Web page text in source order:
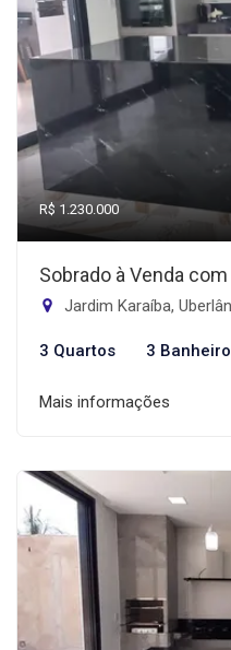
R$ 1.230.000
Sobrado à Venda
Jardim Karaíba,
3 Quartos 3
Mais informações